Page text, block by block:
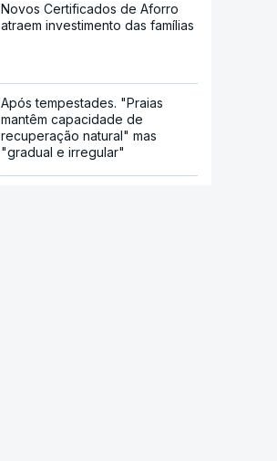
Novos Certificados de Aforro
atraem investimento das famílias
Após tempestades. "Praias
mantêm capacidade de
recuperação natural" mas
"gradual e irregular"